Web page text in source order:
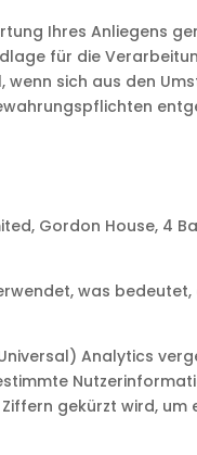
Ihres Anliegens
für die
wenn sich aus den
Gordon House, 4
was bedeutet,
Analytics
gekürzt wird, um